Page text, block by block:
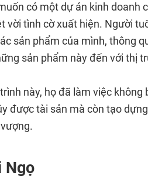
có một dự án kinh doanh
vời tình cờ xuất hiện. Người
sản phẩm của mình, thông
sản phẩm này đến với thị
này, họ đã làm việc
được tài sản mà còn tạo
Ngọ